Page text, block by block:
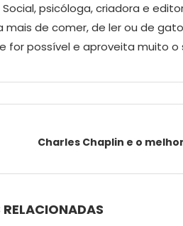
psicóloga, criadora e
de comer, de ler ou de
possível e aproveita muito o
Charles Chaplin e o